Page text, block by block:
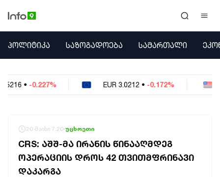
ᲞᲝᲚᲘᲢᲘᲙᲐ
ᲔᲙᲝᲜᲝᲛᲘᲙᲐ
ᲣᲪᲮᲝᲔᲗᲘ
ᲐᲛᲘᲜᲓᲘ
ᲡᲐᲛᲮᲔᲓᲠᲝ
ᲞᲝᲚᲘᲢᲘᲙᲐ ᲡᲐᲖᲝᲒᲐᲓᲝᲔᲑᲐ ᲡᲐᲛᲐᲠᲗᲐᲚᲘ
EUR 3.0212 -0.172% USD -
20 მაისი 7:20 უცხოეთი
CRS: ᲐᲨᲨ-ᲛᲐ ᲘᲠᲐᲜᲘᲡ ᲬᲘᲜᲐᲐᲦᲛᲓᲔᲒ
ᲝᲞᲔᲠᲐᲪᲘᲘᲡ ᲓᲠᲝᲡ 42 ᲗᲕᲘᲗᲛᲤᲠᲘᲜᲐᲕᲘ
ᲓᲐᲙᲐᲠᲒᲐ